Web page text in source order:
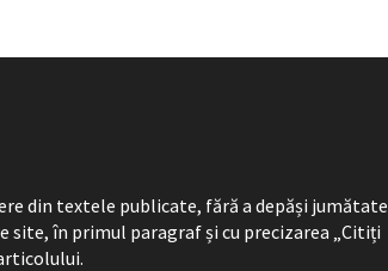
din textele publicate, fără a depăși jumătate
în primul paragraf și cu precizarea „Citiți